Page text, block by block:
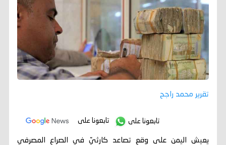
تقرير محمد راجح
تابعونا على تابعونا على
يعيش اليمن على وقع تصاعد كارثيّ في الصراع المصرفي